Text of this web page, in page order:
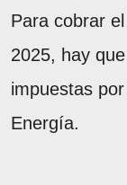
Para cobrar el
2025, hay
impuestas
Energía.